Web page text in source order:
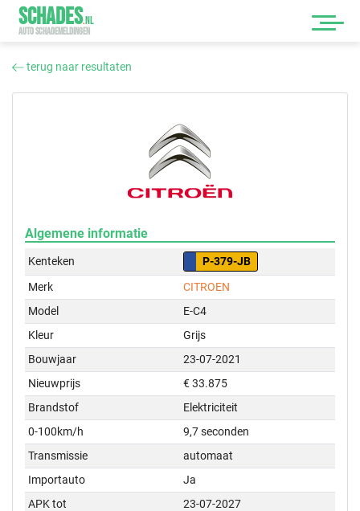
SCHADES.NL
AUTO SCHADEMELDINGEN
terug naar resultaten
Algemene informatie
Kenteken
P-379-JB
Merk
CITROEN
Model
E-C4
Kleur
Grijs
Bouwjaar
23-07-2021
Nieuwprijs
€ 33.875
Brandstof
Elektriciteit
0-100km/h
9,7 seconden
Transmissie
automaat
Importauto
Ja
APK tot
23-07-2027